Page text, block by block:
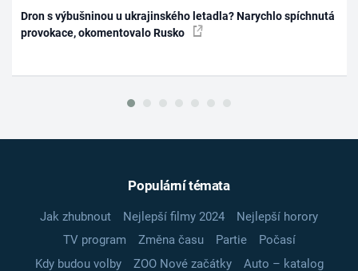
Dron s výbušninou u ukrajinského letadla? Narychlo spíchnutá
provokace, okomentovalo Rusko
Populární témata
Jak zhubnout Nejlepší filmy 2024
Nejlepší horory
TV program
Změna času Partie
Počasí
Kdy budou volby
ZOO Nové začátky
Auto – katalog